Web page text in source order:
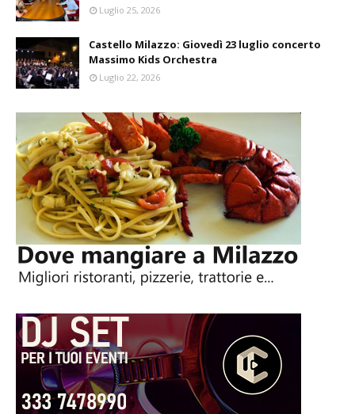
Luglio 25, 2026
Castello Milazzo: Giovedì 23 luglio concerto
Massimo Kids Orchestra
Luglio 22, 2026